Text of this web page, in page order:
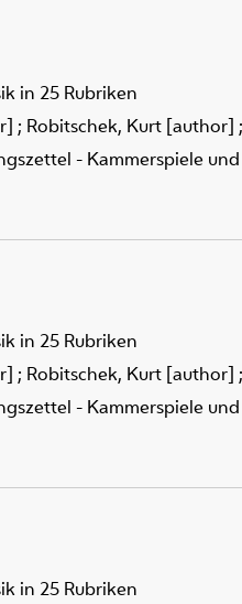
in 25 Rubriken
; Robitschek, Kurt [author] ;
- Kammerspiele
in 25 Rubriken
; Robitschek, Kurt [author] ;
- Kammerspiele
in 25 Rubriken